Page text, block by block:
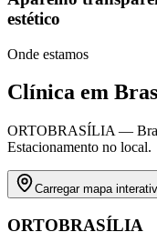
estético
Onde estamos
Clínica em
ORTOBRASÍLIA —
Estacionamento no local.
Carregar mapa
ORTOBRASÍLIA